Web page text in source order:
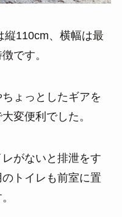
縦110cm、横幅は最
です。
ょっとしたギアを
変便利でした。
がないと排泄をす
トイレも前室に置